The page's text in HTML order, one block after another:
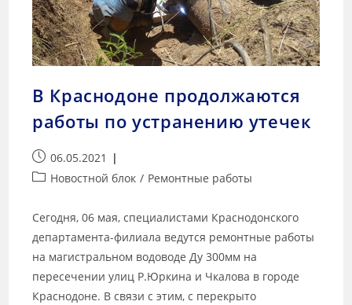
В Краснодоне продолжаются
работы по устранению утечек
06.05.2021
Новостной блок / Ремонтные работы
Сегодня, 06 мая, специалистами Краснодонского
департамента-филиала ведутся ремонтные работы
на магистральном водоводе Ду 300мм на
пересечении улиц Р.Юркина и Чкалова в городе
Краснодоне. В связи с этим, с перекрыто